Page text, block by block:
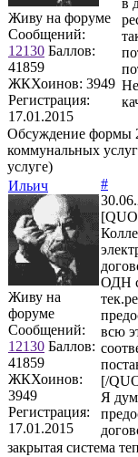
Живу на форуме
Сообщений:
12130 Баллов:
41859
ЖКХоинов: 3949
Регистрация:
17.01.2015
Обсуждение формы
коммунальных
услуге)
Ильич
Живу на
форуме
Сообщений:
12130 Баллов:
41859
ЖКХоинов:
3949
Регистрация:
17.01.2015
#
ОДН
всю
[/
Я
закрытая система